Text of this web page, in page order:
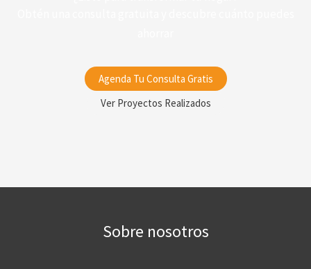
Agenda Tu Consulta Gratis
Ver Proyectos Realizados
Sobre nosotros